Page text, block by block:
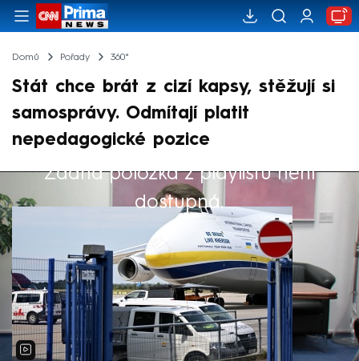
Domů Pořady 360°
Stát chce brát z cizí kapsy, stěžují si
samosprávy. Odmítají platit
nepedagogické pozice
Žádná položka z playlistu není
dostupná.
Výběr redakce